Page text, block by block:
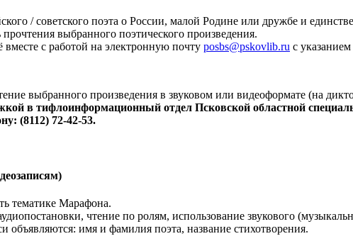
/ советского поэта о России, малой Родине или дружбе и
прочтения выбранного поэтического произведения.
вместе с работой на электронную почту posbs@pskovlib.ru с
выбранного произведения в звуковом или видеоформате (на
в тифлоинформационный отдел Псковской областной
(8112) 72-42-53.
тематике Марафона.
чтение по ролям, использование звукового
объявляются: имя и фамилия поэта, название стихотворения.